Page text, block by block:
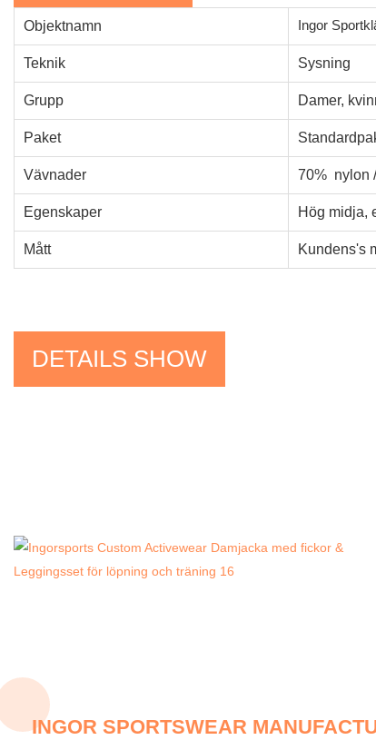
Objektnamn Ingor
Teknik Sysning
Grupp Damer,
Paket
Vävnader 70% nylon
Egenskaper Hög midja,
Mått Kundens's
DETAILS SHOW
INGOR SPORTSWEAR